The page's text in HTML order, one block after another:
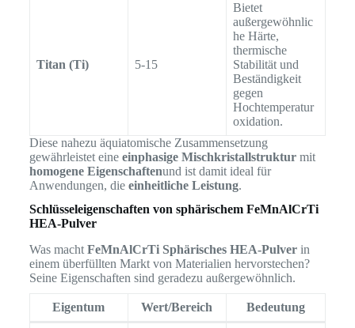
Titan (Ti) 5-15
Bietet
außergewöhnlic
he Härte,
thermische
Stabilität und
Beständigkeit
gegen
Hochtemperatur
oxidation.
Diese nahezu äquiatomische Zusammensetzung
gewährleistet eine einphasige Mischkristallstrukturmit
homogene Eigenschaftenund ist damit ideal für
Anwendungen, die einheitliche Leistung.
Schlüsseleigenschaften von sphärischem FeMnAlCrTi
HEA-Pulver
Was macht FeMnAlCrTi Sphärisches HEA-Pulverin
einem überfüllten Markt von Materialien hervorstechen?
Seine Eigenschaften sind geradezu außergewöhnlich.
Eigentum Wert/Bereich Bedeutung